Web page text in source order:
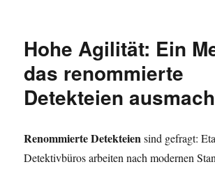
Hohe Agilität: Ein
das renommierte
Detekteien
Renommierte Detekteiensind gefragt:
Detektivbüros arbeiten nach modernen